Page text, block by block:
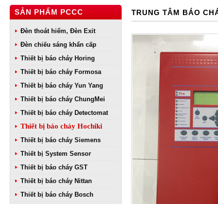
SẢN PHẨM PCCC
Đèn thoát hiểm, Đèn Exit
Đèn chiếu sáng khẩn cấp
Thiết bị báo cháy Horing
Thiết bị báo cháy Formosa
Thiết bị báo cháy Yun Yang
Thiết bị báo cháy ChungMei
Thiết bị báo cháy Detectomat
Thiết bị báo cháy Hochiki
Thiết bị báo cháy Siemens
Thiết bị System Sensor
Thiết bị báo cháy GST
Thiết bị báo cháy Nittan
Thiết bị báo cháy Bosch
TRUNG TÂM BÁO